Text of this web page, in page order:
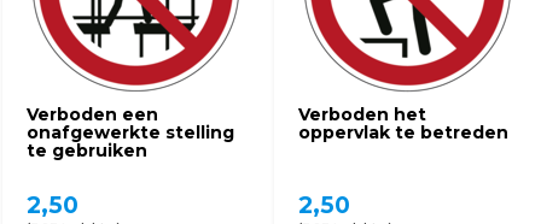
Verboden een
onafgewerkte stelling
te gebruiken
2,50
Verboden het
oppervlak te betreden
2,50